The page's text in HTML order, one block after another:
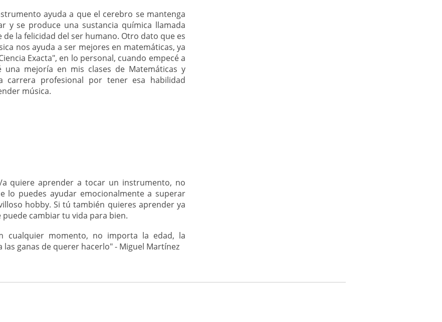
ayuda a que el cerebro se mantenga
y se produce una sustancia química llamada
la felicidad del ser humano. Otro dato que es
nos ayuda a ser mejores en matemáticas, ya
Exacta", en lo personal, cuando empecé a
mejoría en mis clases de Matemáticas y
carrera profesional por tener esa habilidad
música.
quiere aprender a tocar un instrumento, no
lo puedes ayudar emocionalmente a superar
hobby. Si tú también quieres aprender ya
cambiar tu vida para bien.
cualquier momento, no importa la edad, la
ganas de querer hacerlo" - Miguel Martínez